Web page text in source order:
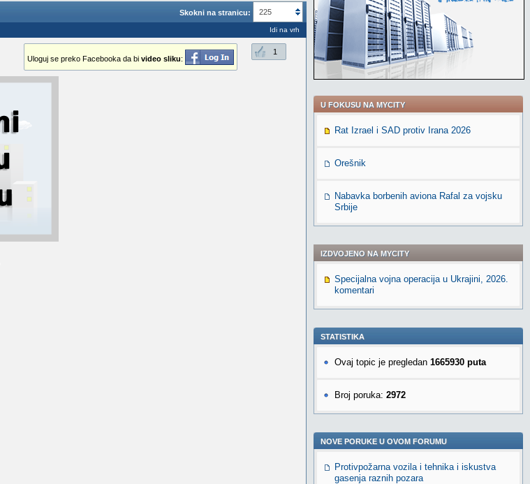
Skokni na stranicu: 225
Idi na vrh
1
Uloguj se preko Facebooka da bi video sliku:
U FOKUSU NA MYCITY
Rat Izrael i SAD protiv Irana 2026
Orešnik
Nabavka borbenih aviona Rafal za vojsku
Srbije
IZDVOJENO NA MYCITY
Specijalna vojna operacija u Ukrajini, 2026.
komentari
STATISTIKA
Ovaj topic je pregledan 1665930 puta
Broj poruka: 2972
NOVE PORUKE U OVOM FORUMU
Protivpožarna vozila i tehnika i iskustva
gasenja raznih pozara